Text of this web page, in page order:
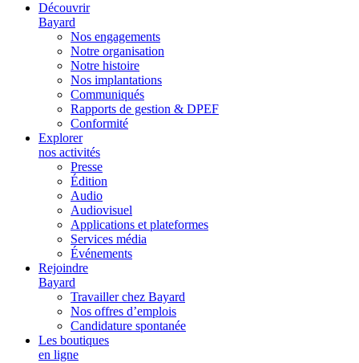
Découvrir
Bayard
Nos engagements
Notre organisation
Notre histoire
Nos implantations
Communiqués
Rapports de gestion & DPEF
Conformité
Explorer
nos activités
Presse
Édition
Audio
Audiovisuel
Applications et plateformes
Services média
Événements
Rejoindre
Bayard
Travailler chez Bayard
Nos offres d’emplois
Candidature spontanée
Les boutiques
en ligne